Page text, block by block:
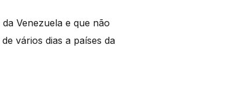
Venezuela e que não
vários dias a países da